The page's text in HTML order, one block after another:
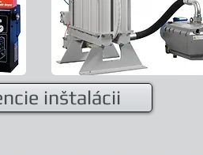
inštalácii